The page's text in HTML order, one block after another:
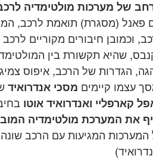
רחב של מערכות מולטימדיה
פאנל (מסגרת) תואמת לרכב,
וכמובן חיבורים מקוריים
שהיא תקשורת בין
הגדרות של הרכב, איפוס
עצמו קיימים מסכי אנדרואיד
קארפליי ואנדרואיד אוטו
את המערכת מולטימדיה
המגיעות עם הרכב